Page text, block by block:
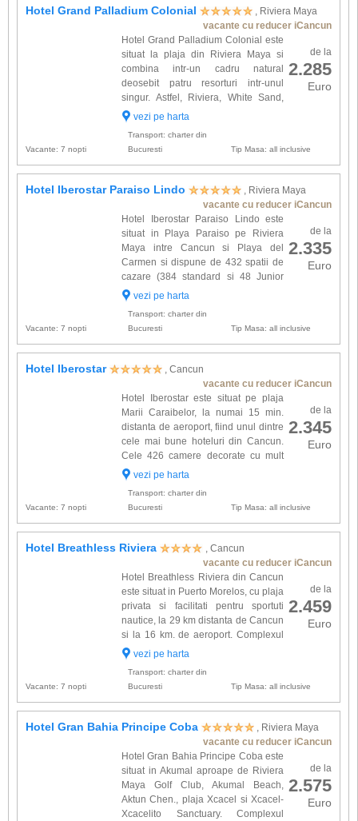
Hotel Grand Palladium Colonial
, Riviera Maya
vacante cu reducer iCancun
de la
2.285
Euro
Hotel Grand Palladium Colonial este
situat la plaja din Riviera Maya si
combina intr-un cadru natural
deosebit patru resorturi intr-unul
singur. Astfel, Riviera, White Sand,
Royal Suites Yucatan si Colonial &
necesar pentru a pe...
vezi pe harta
Vacante: 7 nopti
Transport: charter din
Bucuresti
Tip Masa: all inclusive
Hotel Iberostar Paraiso Lindo
, Riviera Maya
vacante cu reducer iCancun
de la
2.335
Euro
Hotel Iberostar Paraiso Lindo este
situat in Playa Paraiso pe Riviera
Maya intre Cancun si Playa del
Carmen si dispune de 432 spatii de
cazare (384 standard si 48 Junior
Suites). Camerele sunt dotate cu: aer
oglinda, uscator de p...
vezi pe harta
Vacante: 7 nopti
Transport: charter din
Bucuresti
Tip Masa: all inclusive
Hotel Iberostar
, Cancun
vacante cu reducer iCancun
de la
2.345
Euro
Hotel Iberostar este situat pe plaja
Marii Caraibelor, la numai 15 min.
distanta de aeroport, fiind unul dintre
cele mai bune hoteluri din Cancun.
Cele 426 camere decorate cu mult
gust, sunt dotate cu: aer conditionat,
usca...
vezi pe harta
Vacante: 7 nopti
Transport: charter din
Bucuresti
Tip Masa: all inclusive
Hotel Breathless Riviera
, Cancun
vacante cu reducer iCancun
de la
2.459
Euro
Hotel Breathless Riviera din Cancun
este situat in Puerto Morelos, cu plaja
privata si facilitati pentru sportuti
nautice, la 29 km distanta de Cancun
si la 16 km. de aeroport. Complexul
inconjurat de verdeata tropicala ofera
vezi pe harta
Vacante: 7 nopti
Transport: charter din
Bucuresti
Tip Masa: all inclusive
Hotel Gran Bahia Principe Coba
, Riviera Maya
vacante cu reducer iCancun
de la
2.575
Euro
Hotel Gran Bahia Principe Coba este
situat in Akumal aproape de Riviera
Maya Golf Club, Akumal Beach,
Aktun Chen., plaja Xcacel si Xcacel-
Xcacelito Sanctuary. Complexul